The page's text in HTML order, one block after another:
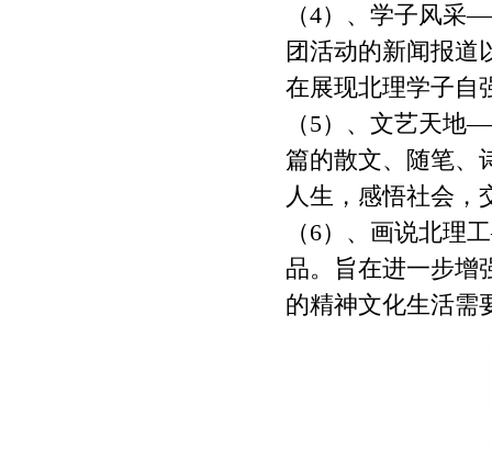
（4）、学子风
团活动的新闻报道
在展现北理学子自
（5）、文艺天
篇的散文、随笔、
人生，感悟社会，
（6）、画说北
品。旨在进一步增
的精神文化生活需